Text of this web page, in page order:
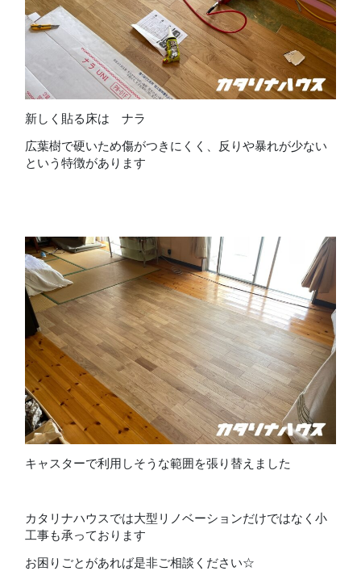
新しく貼る床は ナラ
広葉樹で硬いため傷がつきにくく、反りや暴れが少ない
という特徴があります
キャスターで利用しそうな範囲を張り替えました
カタリナハウスでは大型リノベーションだけではなく小
工事も承っております
お困りごとがあれば是非ご相談ください☆